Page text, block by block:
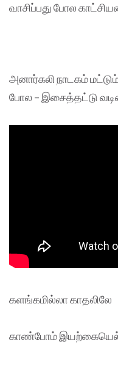
வாசிப்பது போல
அனார்கலி நாடகம்
போல – இசைத்தட்டு
களங்கமில்லா காதலிலே
காண்போம்